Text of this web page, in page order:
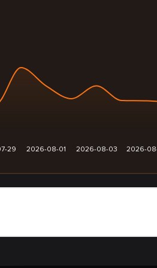
29 2026-08-01 2026-08-03 2026-